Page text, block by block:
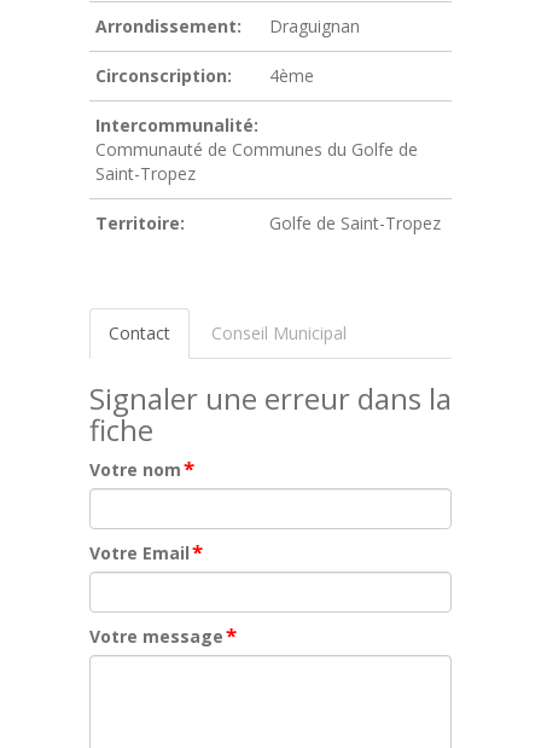
Arrondissement: Draguignan
Circonscription: 4ème
Intercommunalité:
Communauté de Communes du Golfe de
Saint-Tropez
Territoire: Golfe de Saint-Tropez
Contact Conseil Municipal
Signaler une erreur dans la
fiche
Votre nom*
Votre Email*
Votre message*